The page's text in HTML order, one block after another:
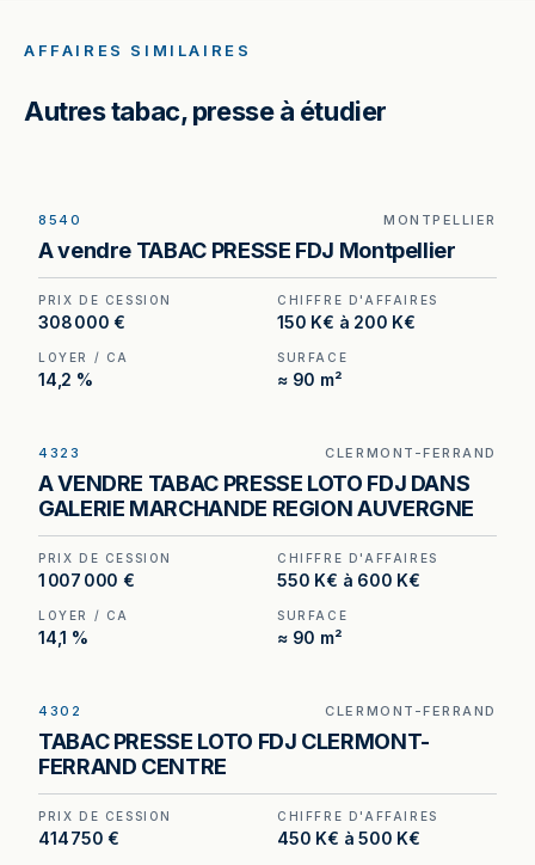
AFFAIRES SIMILAIRES
Autres tabac, presse à étudier
d'affaires, fermeture tous les week-ends.
8540 MONTPELLIER
A vendre TABAC PRESSE FDJ Montpellier
PRIX DE CESSION
308 000 €
CHIFFRE D'AFFAIRES
150 K€ à 200 K€
LOYER / CA
14,2 %
SURFACE
≈ 90 m²
Ferrand, au prix de 1 007 000 €. (Honoraires à la
charge de l'acquéreur : 57 000 €).
4323 CLERMONT-FERRAND
A VENDRE TABAC PRESSE LOTO FDJ DANS
GALERIE MARCHANDE REGION AUVERGNE
PRIX DE CESSION
1 007 000 €
CHIFFRE D'AFFAIRES
550 K€ à 600 K€
LOYER / CA
14,1 %
SURFACE
≈ 90 m²
Ferrand — loyer annuel de 9 580 € pour un
volume d'affaires de 450 000 à 500 000 € hors
taxes.
4302 CLERMONT-FERRAND
TABAC PRESSE LOTO FDJ CLERMONT-
FERRAND CENTRE
PRIX DE CESSION
414 750 €
CHIFFRE D'AFFAIRES
450 K€ à 500 K€